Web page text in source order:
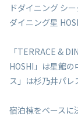
ドダイニング シ
ダイニング星
「TERRACE &
HOSHI」は星館
ス」は杉乃井パレ
宿泊棟をベースに